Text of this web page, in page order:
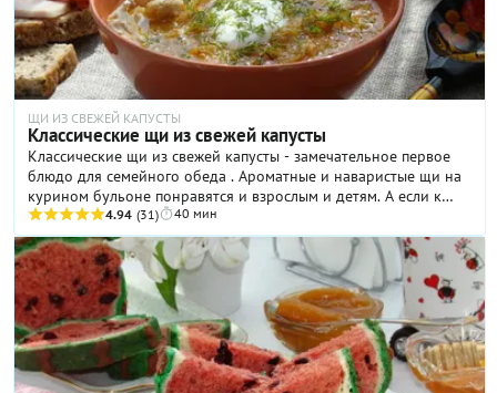
ЩИ ИЗ СВЕЖЕЙ КАПУСТЫ
Классические щи из свежей капусты
Классические щи из свежей капусты - замечательное первое
блюдо для семейного обеда . Ароматные и наваристые щи на
курином бульоне понравятся и взрослым и детям. А если к
ним добавить сметану, свежую зелень и подать чесночные
пампушки, то однозначно все попросят еще добавки.
4.94 (31) 40 мин